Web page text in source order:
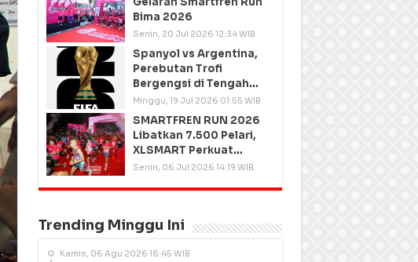
Bima 2026
Senin, 20 Jul 2026 12:34 WIB
Spanyol vs Argentina,
Perebutan Trofi
Bergengsi di Tengah
Semangat Persatuan
Minggu, 19 Jul 2026 01:55 WIB
SMARTFREN RUN 2026
Libatkan 7.500 Pelari,
XLSMART Perkuat
Kedekatan dengan
Senin, 06 Jul 2026 14:19 WIB
Trending Minggu Ini
Kamis, 06 Agu 2026 18:45 WIB